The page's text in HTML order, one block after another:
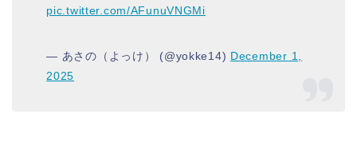
pic.twitter.com/AFunuVNGMi
— あさの（よっけ） (@yokke14) December 1,
2025